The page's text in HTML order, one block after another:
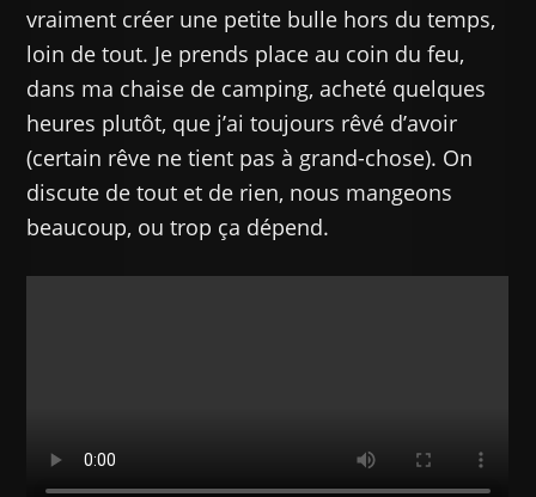
vraiment créer une petite bulle hors du temps,
loin de tout. Je prends place au coin du feu,
dans ma chaise de camping, acheté quelques
heures plutôt, que j’ai toujours rêvé d’avoir
(certain rêve ne tient pas à grand-chose). On
discute de tout et de rien, nous mangeons
beaucoup, ou trop ça dépend.